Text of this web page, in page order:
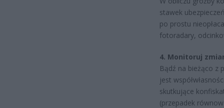
stawek
po prostu
fotoradary,
4. Monitoruj
Bądź na bieżąco z
jest
skutkujące
(przepadek